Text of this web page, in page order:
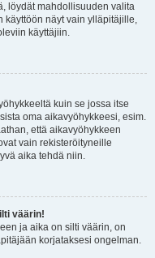
löydät mahdollisuuden valita
käyttöön näyt vain ylläpitäjille,
käyttäjiin.
kuin se jossa itse
oma aikavyöhykkeesi, esim.
että aikavyöhykkeen
vain rekisteröityneille
aika tehdä niin.
väärin!
ja aika on silti väärin, on
korjataksesi ongelman.